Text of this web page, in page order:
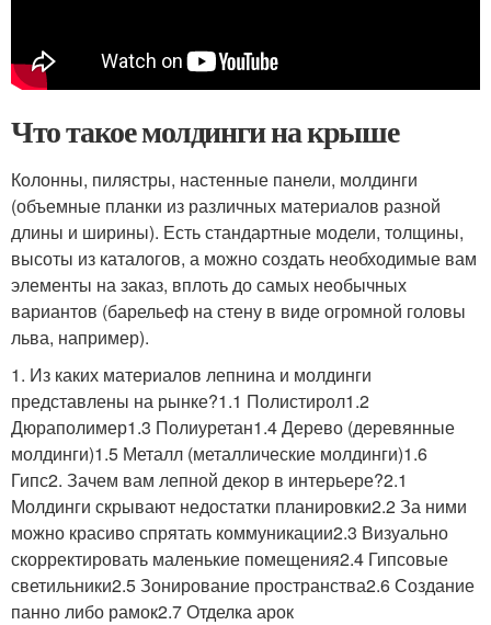
Что такое молдинги на крыше
Колонны, пилястры, настенные панели, молдинги
(объемные планки из различных материалов разной
длины и ширины). Есть стандартные модели, толщины,
высоты из каталогов, а можно создать необходимые вам
элементы на заказ, вплоть до самых необычных
вариантов (барельеф на стену в виде огромной головы
льва, например).
1. Из каких материалов лепнина и молдинги
представлены на рынке?1.1 Полистирол1.2
Дюраполимер1.3 Полиуретан1.4 Дерево (деревянные
молдинги)1.5 Металл (металлические молдинги)1.6
Гипс2. Зачем вам лепной декор в интерьере?2.1
Молдинги скрывают недостатки планировки2.2 За ними
можно красиво спрятать коммуникации2.3 Визуально
скорректировать маленькие помещения2.4 Гипсовые
светильники2.5 Зонирование пространства2.6 Создание
панно либо рамок2.7 Отделка арок